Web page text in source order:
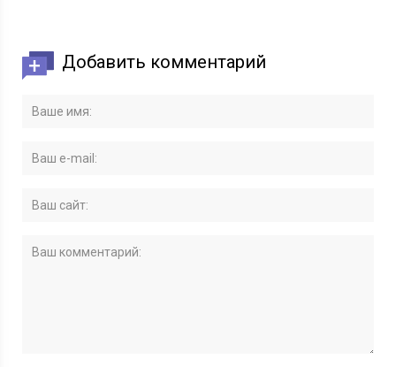
Добавить комментарий